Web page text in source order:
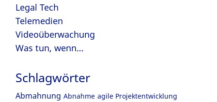
Legal Tech
Telemedien
Videoüberwachung
Was tun, wenn…
Schlagwörter
Abmahnung Abnahme agile Projektentwicklung